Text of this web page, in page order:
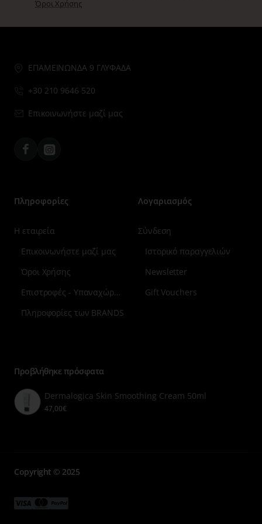
Όροι Χρήσης
ΕΠΑΜΕΙΝΩΝΔΑ 9 ΓΛΥΦΑΔΑ
+30 210 9646 520
Επικοινωνήστε μαζί μας
FacebookInstagram
Πληροφορίες
7
Η εταιρεία
Επικοινωνήστε μαζί μας
Όροι Χρήσης
Επιστροφές - Υπαναχώρηση
Πληροφορίες των BRANDS
Λογαριασμός
Σύνδεση
Ιστορικό παραγγελιών
Newsletter
Gift Vouchers
Προβλήθηκε πρόσφατα
Dermalogica Skin Smoothing Cream 50ml
47,00€
Copyright © 2025
Μενού
ΜενούΜενού